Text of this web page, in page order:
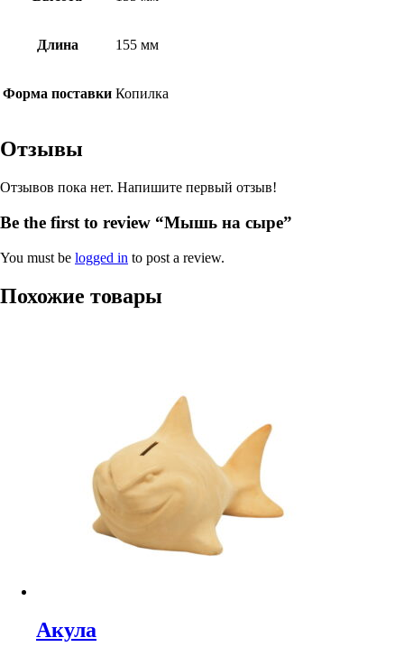
Длина 155 мм
Форма поставки Копилка
Отзывы
Отзывов пока нет. Напишите первый отзыв!
Be the first to review “Мышь на сыре”
You must be logged in to post a review.
Похожие товары
Акула